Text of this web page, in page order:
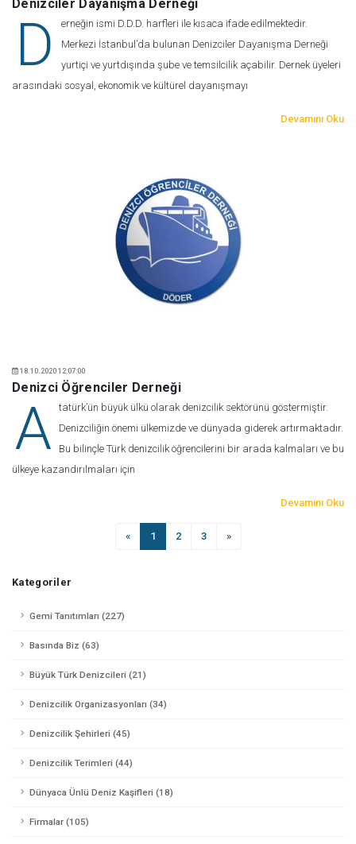
Denizciler Dayanışma Derneği
D
erneğin ismi D.D.D. harfleri ile kısaca ifade edilmektedir.
Merkezi İstanbul’da bulunan Denizciler Dayanışma Derneği
yurtiçi ve yurtdışında şube ve temsilcilik açabilir. Dernek üyeleri
arasındaki sosyal, ekonomik ve kültürel dayanışmayı
Devamını Oku
18.10.2020 12:07:00
Denizci Öğrenciler Derneği
A
tatürk’ün büyük ülkü olarak denizcilik sektörünü göstermiştir.
Denizciliğin önemi ülkemizde ve dünyada giderek artırmaktadır.
Bu bilinçle Türk denizcilik öğrencilerini bir arada kalmaları ve bu
ülkeye kazandırılmaları için
Devamını Oku
« 1 2 3 »
Kategoriler
Gemi Tanıtımları (227)
Basında Biz (63)
Büyük Türk Denizcileri (21)
Denizcilik Organizasyonları (34)
Denizcilik Şehirleri (45)
Denizcilik Terimleri (44)
Dünyaca Ünlü Deniz Kaşifleri (18)
Firmalar (105)